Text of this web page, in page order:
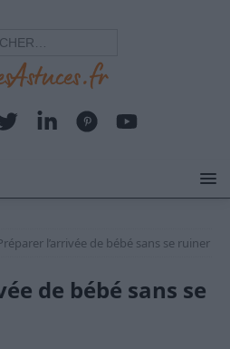
l’arrivée de bébé sans se ruiner
de bébé sans se